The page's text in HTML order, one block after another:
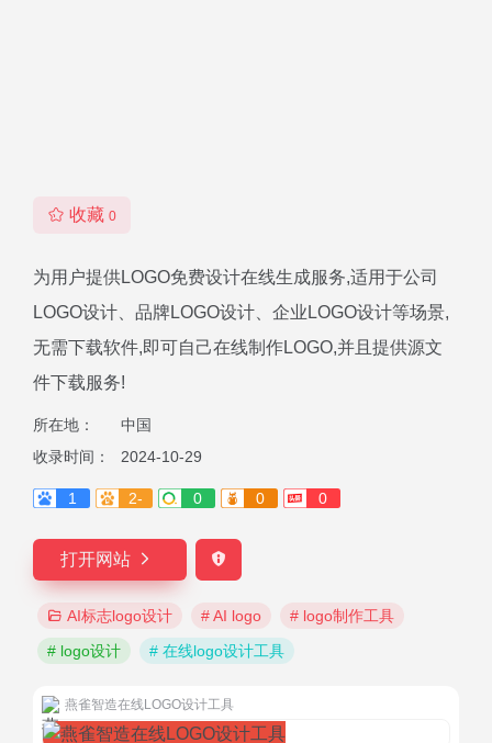
收藏 0
为用户提供LOGO免费设计在线生成服务,适用于公司
LOGO设计、品牌LOGO设计、企业LOGO设计等场景,
无需下载软件,即可自己在线制作LOGO,并且提供源文
件下载服务!
所在地：
中国
收录时间：
2024-10-29
1 2- 0 0 0
打开网站
AI标志logo设计 # AI logo
# logo制作工具
# logo设计
# 在线logo设计工具
燕雀智造在线LOGO设计工具